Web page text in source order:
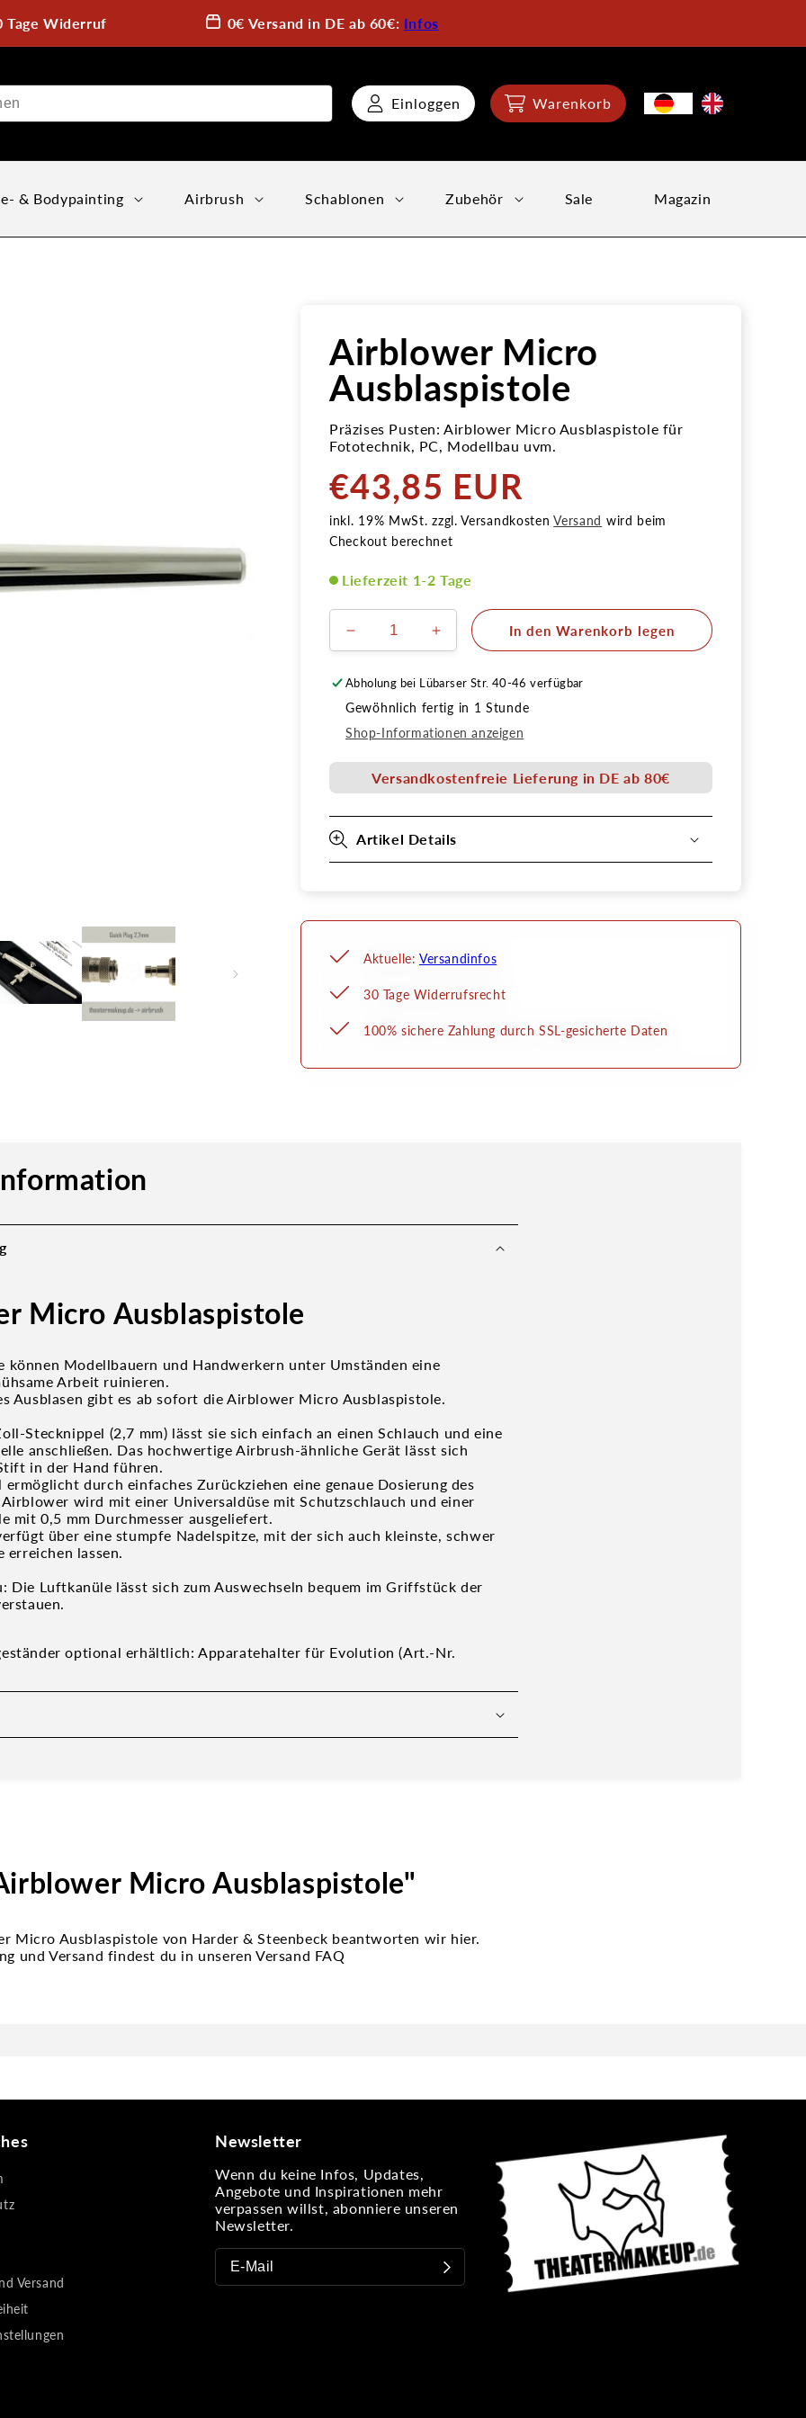
Tage Widerruf 0€ Versand in DE ab 60€: Infos
Einloggen Warenkorb
& Bodypainting Airbrush Schablonen Zubehör Sale Magazin
Airblower Micro
Ausblaspistole
Präzises Pusten: Airblower Micro Ausblaspistole für
Fototechnik, PC, Modellbau uvm.
Normaler
Preis
€43,85 EUR
inkl. 19% MwSt. zzgl. VersandkostenVersand wird beim
Checkout berechnet
Lieferzeit 1-2 Tage
Verringere
die
Menge
Airblower
Micro
Erhöhe
die
Menge
Airblower
Micro
In den Warenkorb legen
Abholung bei Lübarser Str. 40-46 verfügbar
Gewöhnlich fertig in 1 Stunde
Shop-Informationen anzeigen
Versandkostenfreie Lieferung in DE ab 80€
Artikel Details
Aktuelle: Versandinfos
30 Tage Widerrufsrecht
100% sichere Zahlung durch SSL-gesicherte Daten
Micro Ausblaspistole
können Modellbauern und Handwerkern unter Umständen eine
Arbeit ruinieren.
Ausblasen gibt es ab sofort die Airblower Micro Ausblaspistole.
Stecknippel (2,7 mm) lässt sie sich einfach an einen Schlauch und eine
anschließen. Das hochwertige Airbrush-ähnliche Gerät lässt sich
in der Hand führen.
ermöglicht durch einfaches Zurückziehen eine genaue Dosierung des
wird mit einer Universaldüse mit Schutzschlauch und einer
mit 0,5 mm Durchmesser ausgeliefert.
über eine stumpfe Nadelspitze, mit der sich auch kleinste, schwer
erreichen lassen.
Die Luftkanüle lässt sich zum Auswechseln bequem im Griffstück der
optional erhältlich: Apparatehalter für Evolution (Art.-Nr.
Micro Ausblaspistole"
Micro Ausblaspistole von Harder & Steenbeck beantworten wir hier.
und Versand findest du in unseren Versand FAQ
Versand
Newsletter
Wenn du keine Infos, Updates,
Angebote und Inspirationen mehr
verpassen willst, abonniere unseren
Newsletter.